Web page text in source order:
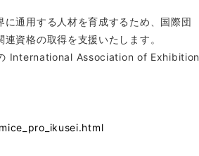
通用する人材を育成するため、国際団
資格の取得を支援いたします。
の International Association of Exhibition